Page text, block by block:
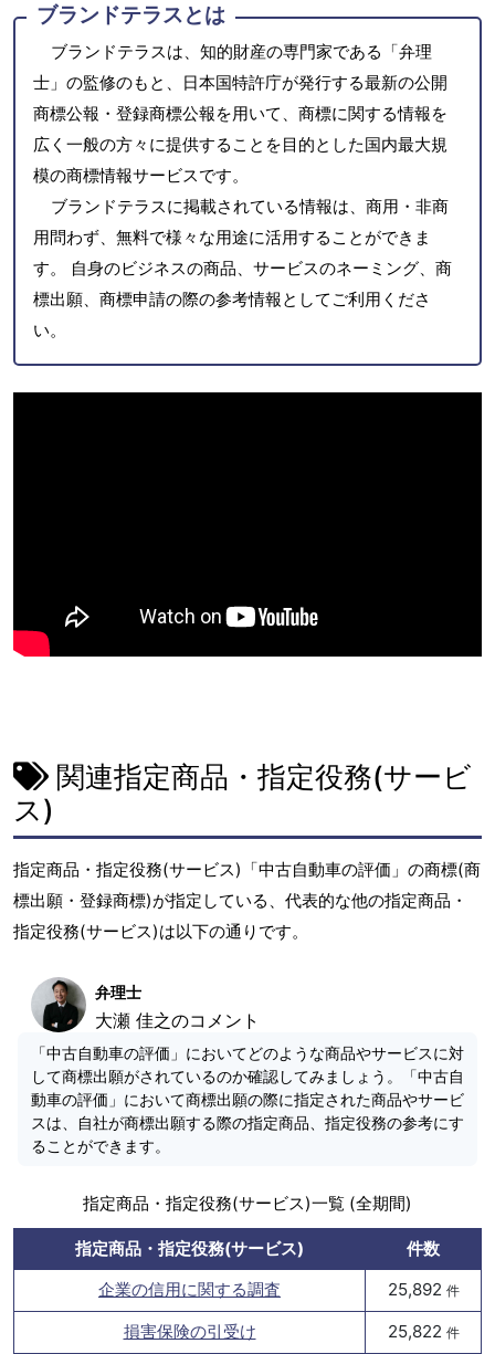
ブランドテラスとは
ブランドテラスは、知的財産の専門家である「弁理
士」の監修のもと、日本国特許庁が発行する最新の公開
商標公報・登録商標公報を用いて、商標に関する情報を
広く一般の方々に提供することを目的とした国内最大規
模の商標情報サービスです。
ブランドテラスに掲載されている情報は、商用・非商
用問わず、無料で様々な用途に活用することができま
す。 自身のビジネスの商品、サービスのネーミング、商
標出願、商標申請の際の参考情報としてご利用くださ
い。
関連指定商品・指定役務(サービ
ス)
指定商品・指定役務(サービス)「中古自動車の評価」の商標(商
標出願・登録商標)が指定している、代表的な他の指定商品・
指定役務(サービス)は以下の通りです。
弁理士
大瀬 佳之のコメント
「中古自動車の評価」においてどのような商品やサービスに対
して商標出願がされているのか確認してみましょう。「中古自
動車の評価」において商標出願の際に指定された商品やサービ
スは、自社が商標出願する際の指定商品、指定役務の参考にす
ることができます。
指定商品・指定役務(サービス)一覧 (全期間)
指定商品・指定役務(サービス)
件数
企業の信用に関する調査
25,892 件
損害保険の引受け 25,822 件